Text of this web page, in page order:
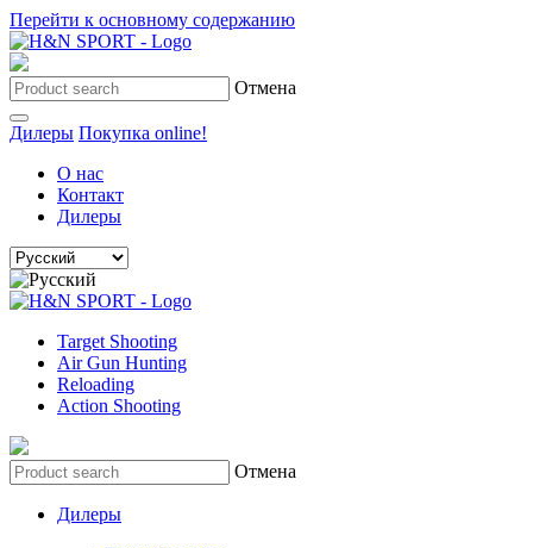
Перейти к основному содержанию
Отмена
Дилеры Покупка online!
О нас
Контакт
Дилеры
Target Shooting
Air Gun Hunting
Reloading
Action Shooting
Отмена
Дилеры